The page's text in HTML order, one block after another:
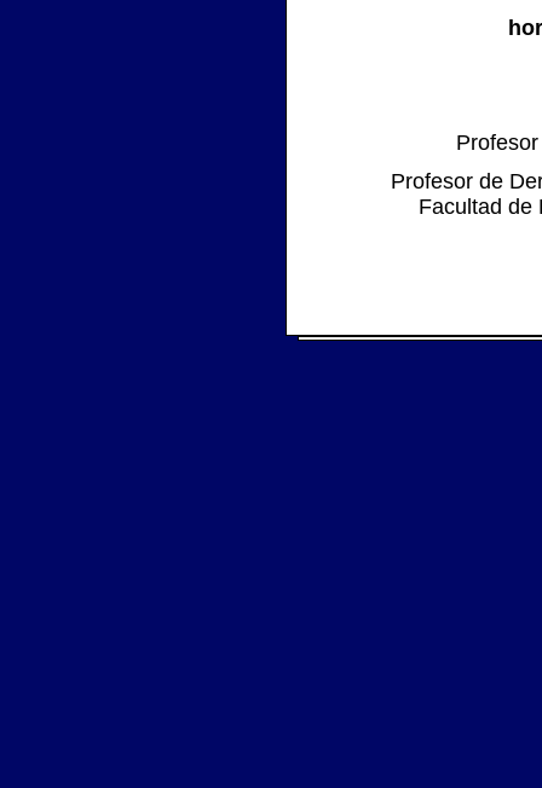
Profesor de
Facultad de